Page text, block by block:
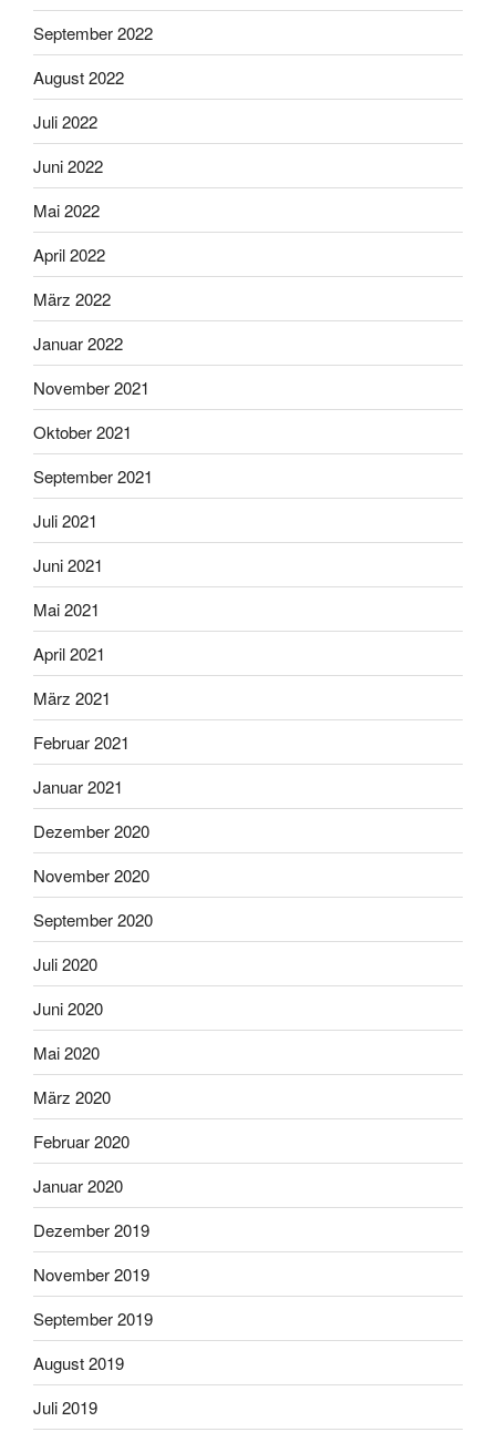
September 2022
August 2022
Juli 2022
Juni 2022
Mai 2022
April 2022
März 2022
Januar 2022
November 2021
Oktober 2021
September 2021
Juli 2021
Juni 2021
Mai 2021
April 2021
März 2021
Februar 2021
Januar 2021
Dezember 2020
November 2020
September 2020
Juli 2020
Juni 2020
Mai 2020
März 2020
Februar 2020
Januar 2020
Dezember 2019
November 2019
September 2019
August 2019
Juli 2019